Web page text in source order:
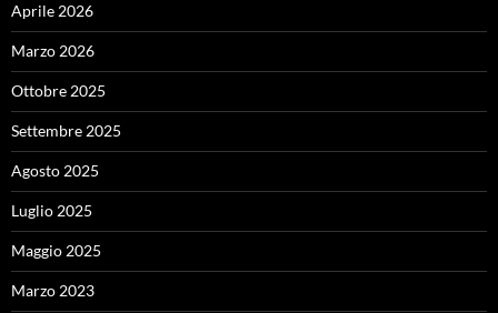
Aprile 2026
Marzo 2026
Ottobre 2025
Settembre 2025
Agosto 2025
Luglio 2025
Maggio 2025
Marzo 2023